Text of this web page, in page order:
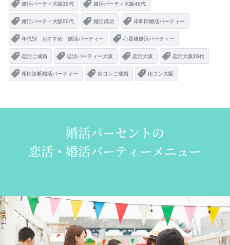
婚活パーティ大阪30代 婚活パーティ大阪40代
婚活パーティ大阪50代 婚活成功 岸和田婚活パーティー
年代別 おすすめ 婚活パーティー 心斎橋婚活パーティー
恋活ご成婚 恋活パーティー大阪 恋活大阪 恋活大阪20代
相性診断婚活パーティー 街コンご成婚 街コン大阪
婚活パーセントの
恋活・婚活パーティーメニュー